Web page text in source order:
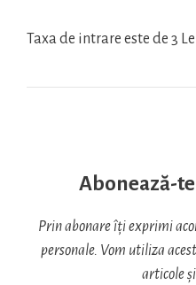
Taxa de intrare este de 3
Abonează-
Prin abonare îți exprimi
personale. Vom utiliza
articole